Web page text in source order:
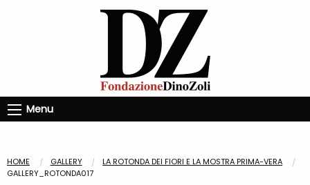
Menu
HOME GALLERY
LA ROTONDA DEI FIORI E LA MOSTRA PRIMA-VERA
GALLERY_ROTONDA017